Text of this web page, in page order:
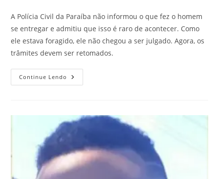
A Polícia Civil da Paraíba não informou o que fez o homem
se entregar e admitiu que isso é raro de acontecer. Como
ele estava foragido, ele não chegou a ser julgado. Agora, os
trâmites devem ser retomados.
Continue Lendo